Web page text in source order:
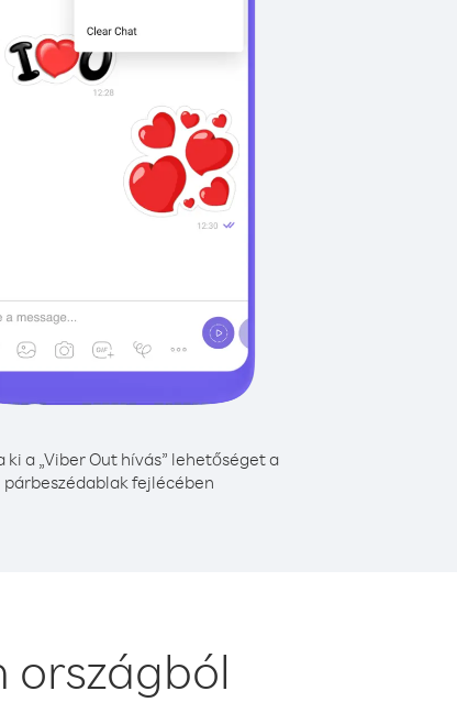
ki a „Viber Out hívás” lehetőséget a
párbeszédablak fejlécében
országból